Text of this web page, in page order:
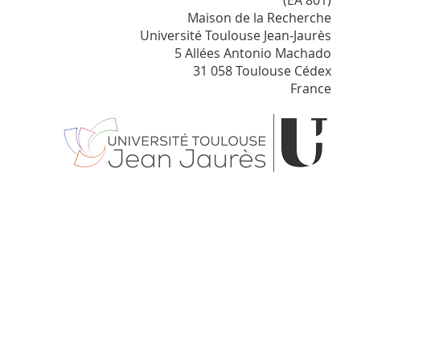
Maison de la Recherche
Université Toulouse Jean-Jaurès
5 Allées Antonio Machado
31 058 Toulouse Cédex
France